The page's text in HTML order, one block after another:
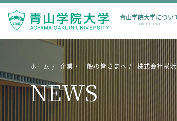
青山学院大学につい
ABOUT AGU
ホーム 企業・一般の皆さまへ 株式会社横
NEWS